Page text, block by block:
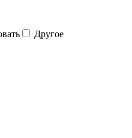
Другое